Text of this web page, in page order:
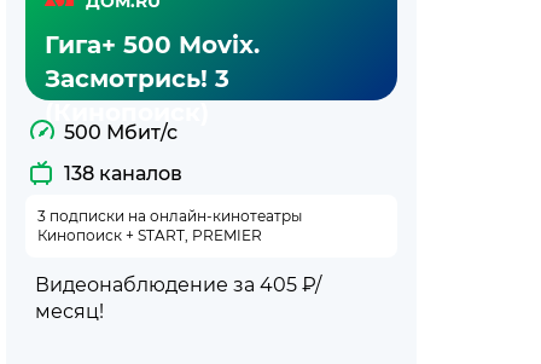
Гига+ 500 Movix.
Засмотрись! 3
(Кинопоиск)
500 Мбит/с
138 каналов
3 подписки на онлайн-кинотеатры
Кинопоиск + START, PREMIER
Видеонаблюдение за 405 ₽/
месяц!